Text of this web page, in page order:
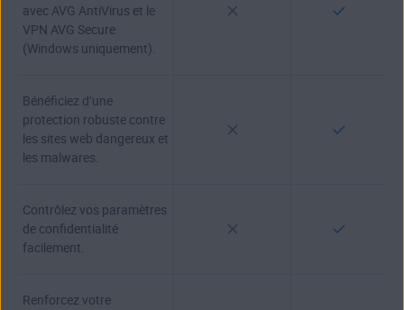
avec AVG AntiVirus et le
VPN AVG Secure
(Windows uniquement).
Bénéficiez d’une
protection robuste contre
les sites web dangereux et
les malwares.
Contrôlez vos paramètres
de confidentialité
facilement.
Renforcez votre